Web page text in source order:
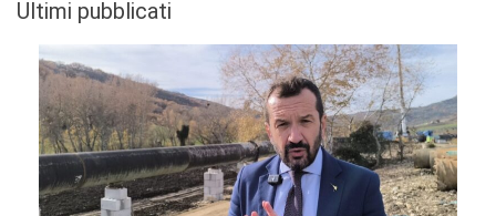
Ultimi pubblicati